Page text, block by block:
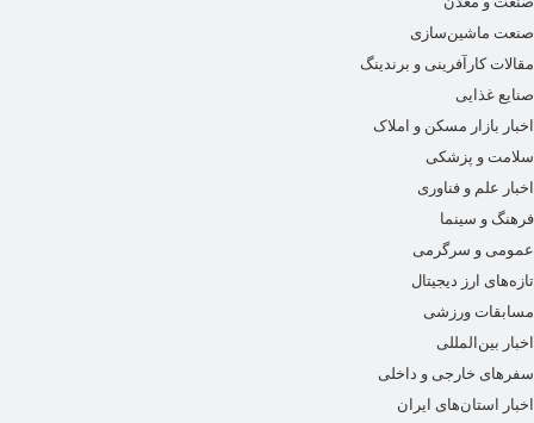
صنعت ماشین‌سازی
مقالات کارآفرینی و برندینگ
صنایع غذایی
اخبار بازار مسکن و املاک
سلامت و پزشکی
اخبار علم و فناوری
فرهنگ و سینما
عمومی و سرگرمی
تازه‌های ارز دیجیتال
مسابقات ورزشی
اخبار بین‌المللی
سفرهای خارجی و داخلی
اخبار استان‌های ایران